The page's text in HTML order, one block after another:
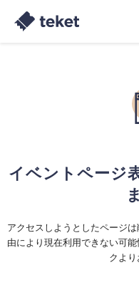
イベントページ
アクセスしようとしたページ
由により現在利用できない可
クより